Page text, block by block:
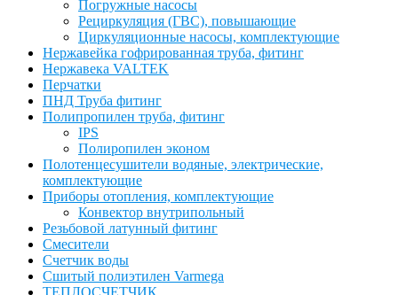
Погружные насосы
Рециркуляция (ГВС), повышающие
Циркуляционные насосы, комплектующие
Нержавейка гофрированная труба, фитинг
Нержавека VALTEK
Перчатки
ПНД Труба фитинг
Полипропилен труба, фитинг
IPS
Полиропилен эконом
Полотенцесушители водяные, электрические,
комплектующие
Приборы отопления, комплектующие
Конвектор внутрипольный
Резьбовой латунный фитинг
Смесители
Счетчик воды
Сшитый полиэтилен Varmega
ТЕПЛОСЧЕТЧИК